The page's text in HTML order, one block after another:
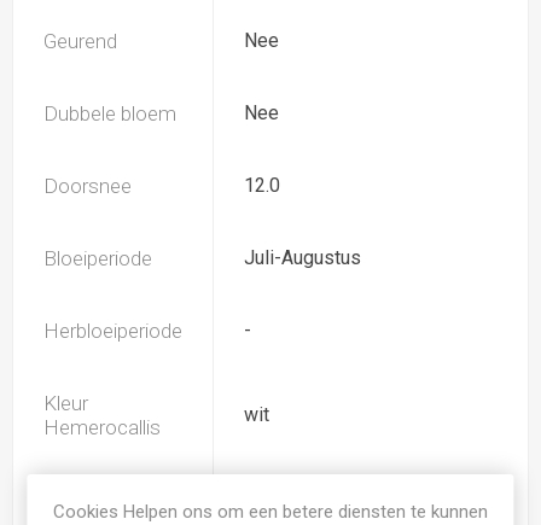
Geurend Nee
Dubbele bloem Nee
Doorsnee 12.0
Bloeiperiode Juli-Augustus
Herbloeiperiode -
Kleur
Hemerocallis
wit
Spider
Cookies Helpen ons om een betere diensten te kunnen